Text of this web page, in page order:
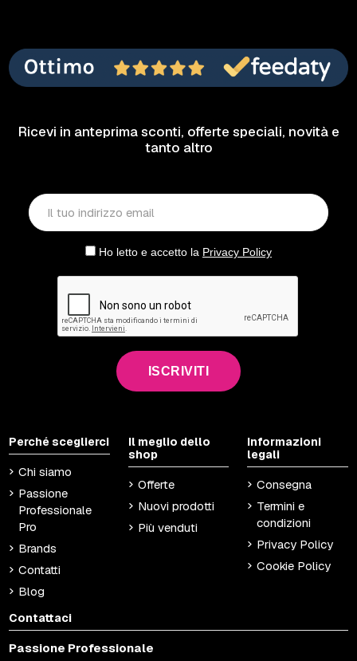
Ricevi in anteprima sconti, offerte speciali, novità e
tanto altro
Ho letto e accetto la Privacy Policy
ISCRIVITI
Perché sceglierci
Chi siamo
Passione
Professionale
Pro
Brands
Contatti
Blog
Il meglio dello
shop
Offerte
Nuovi prodotti
Più venduti
Informazioni
legali
Consegna
Termini e
condizioni
Privacy Policy
Cookie Policy
Contattaci
Passione Professionale